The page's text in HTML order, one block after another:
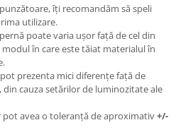
îți recomandăm să speli
utilizare.
poate varia ușor față de cel din
în care este tăiat materialul în
prezenta mici diferențe față de
cauza setărilor de luminozitate ale
pot avea o toleranță de aproximativ+/-